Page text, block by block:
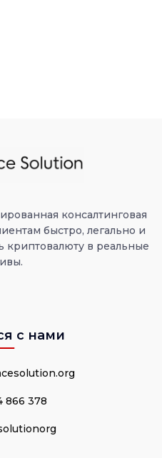
консалтинговая
быстро, легально и
криптовалюту в реальные
с нами
866 378